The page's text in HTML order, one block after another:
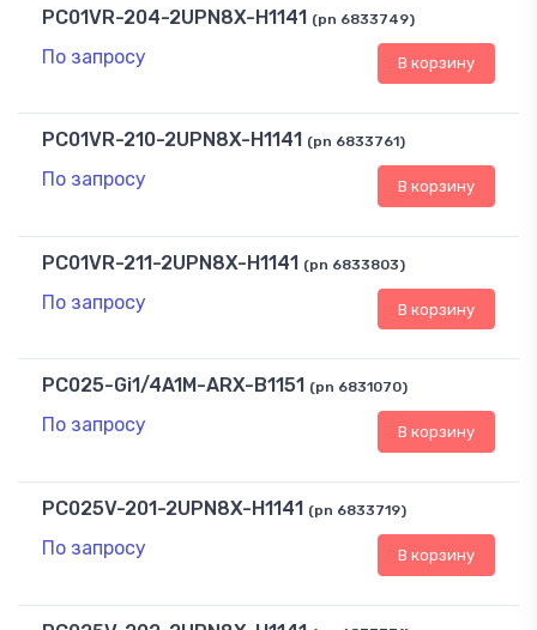
PC01VR-204-2UPN8X-H1141 (pn 6833749)
По запросу В корзину
PC01VR-210-2UPN8X-H1141 (pn 6833761)
По запросу В корзину
PC01VR-211-2UPN8X-H1141 (pn 6833803)
По запросу В корзину
PC025-Gi1/4A1M-ARX-B1151 (pn 6831070)
По запросу В корзину
PC025V-201-2UPN8X-H1141 (pn 6833719)
По запросу В корзину